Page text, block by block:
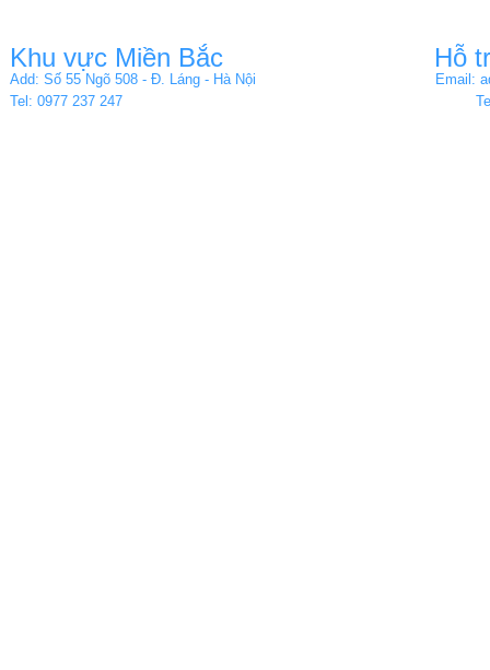
Khu vực Miền Bắc
Add: Số 55 Ngõ 508 - Đ. Láng - Hà Nội
Tel: 0977 237 247
Hỗ
Email: